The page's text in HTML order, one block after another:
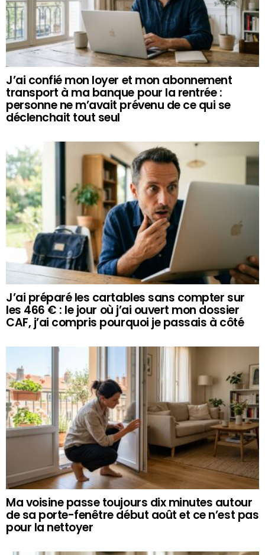
J’ai confié mon loyer et mon abonnement
transport à ma banque pour la rentrée :
personne ne m’avait prévenu de ce qui se
déclenchait tout seul
J’ai préparé les cartables sans compter sur
les 466 € : le jour où j’ai ouvert mon dossier
CAF, j’ai compris pourquoi je passais à côté
Ma voisine passe toujours dix minutes autour
de sa porte-fenêtre début août et ce n’est pas
pour la nettoyer